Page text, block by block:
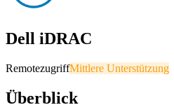
Dell iDRAC
RemotezugriffMittlere Unterstützung
Überblick